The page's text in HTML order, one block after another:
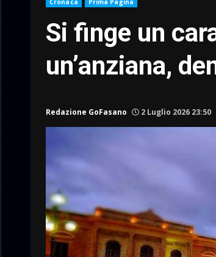
Si finge un
un’anziana,
Redazione GoFasano 2 Luglio 2026 23:50